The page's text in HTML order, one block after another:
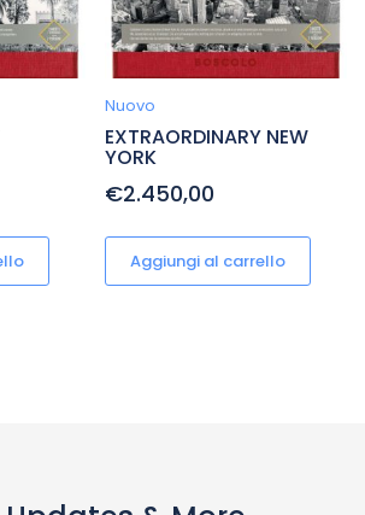
Nuovo
EXTRAORDINARY NEW
YORK
€2.450,00
Aggiungi al carrello